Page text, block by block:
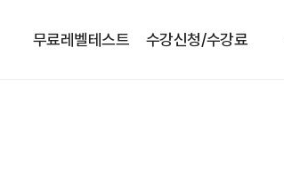
무료레벨테스트 수강신청/수강료